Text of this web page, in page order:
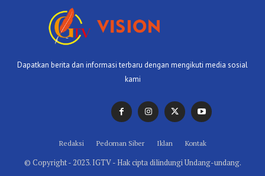
Dapatkan berita dan informasi terbaru dengan mengikuti media sosial
kami
Redaksi Pedoman Siber Iklan Kontak
© Copyright - 2023. IGTV - Hak cipta dilindungi Undang-undang.